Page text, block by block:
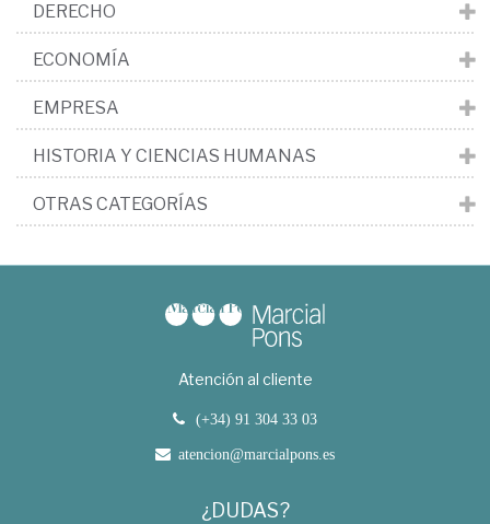
DERECHO
ECONOMÍA
EMPRESA
HISTORIA Y CIENCIAS HUMANAS
OTRAS CATEGORÍAS
Atención al cliente
(+34) 91 304 33 03
atencion@marcialpons.es
¿DUDAS?